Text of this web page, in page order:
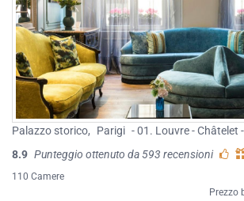
Palazzo storico, Parigi - 01. Louvre - Châtelet -
8.9 Punteggio ottenuto da 593 recensioni
110 Camere
Prezzo